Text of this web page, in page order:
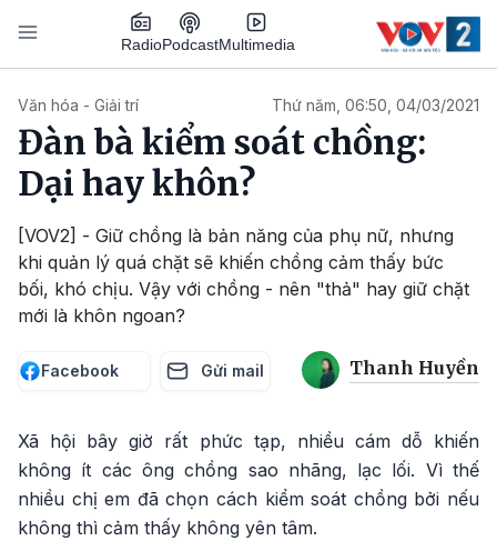
Nhảy đến nội dung
RadioPodcastMultimedia
Văn hóa - Giải trí Thứ năm, 06:50, 04/03/2021
Đàn bà kiểm soát chồng:
Dại hay khôn?
[VOV2] - Giữ chồng là bản năng của phụ nữ, nhưng
khi quản lý quá chặt sẽ khiến chồng cảm thấy bức
bối, khó chịu. Vậy với chồng - nên "thả" hay giữ chặt
mới là khôn ngoan?
Facebook Gửi mail Thanh Huyền
Xã hội bây giờ rất phức tạp, nhiều cám dỗ khiến
không ít các ông chồng sao nhãng, lạc lối. Vì thế
nhiều chị em đã chọn cách kiểm soát chồng bởi nếu
không thì cảm thấy không yên tâm.